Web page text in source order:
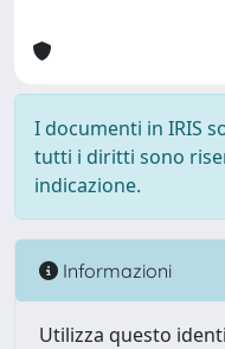
I documenti in IRIS
tutti i diritti sono
indicazione.
Informazioni
Utilizza questo